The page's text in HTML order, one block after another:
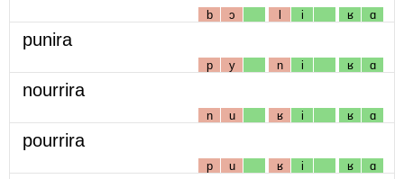
b ɔ l i ʁ ɑ
punira
p y n i ʁ ɑ
nourrira
n u ʁ i ʁ ɑ
pourrira
p u ʁ i ʁ ɑ